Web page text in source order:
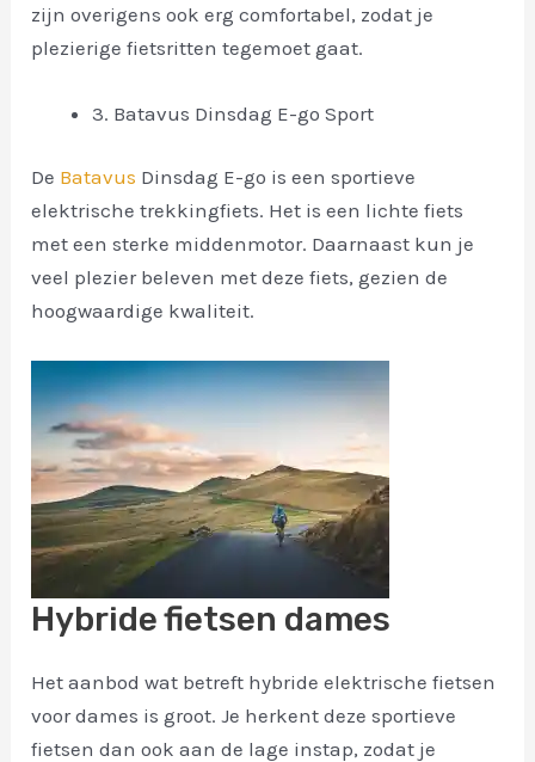
zijn overigens ook erg comfortabel, zodat je
plezierige fietsritten tegemoet gaat.
3. Batavus Dinsdag E-go Sport
De Batavus Dinsdag E-go is een sportieve
elektrische trekkingfiets. Het is een lichte fiets
met een sterke middenmotor. Daarnaast kun je
veel plezier beleven met deze fiets, gezien de
hoogwaardige kwaliteit.
Hybride fietsen dames
Het aanbod wat betreft hybride elektrische fietsen
voor dames is groot. Je herkent deze sportieve
fietsen dan ook aan de lage instap, zodat je